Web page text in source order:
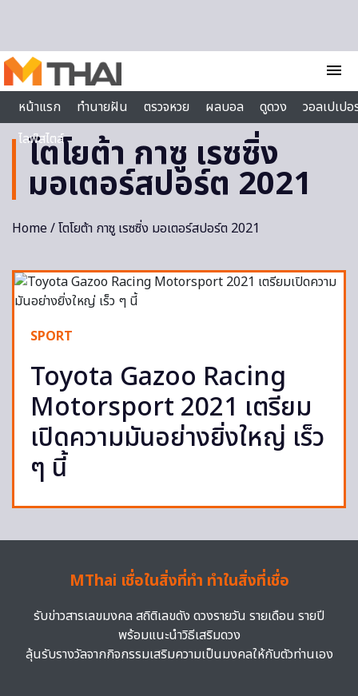
menu
หน้าแรก
ทำนายฝัน ตรวจหวย ผลบอล ดูดวง
วอลเปเป
ไลฟ์สไตล์
โตโยต้า กาซู เรซซิ่ง
มอเตอร์สปอร์ต 2021
Home/ โตโยต้า กาซู เรซซิ่ง มอเตอร์สปอร์ต 2021
SPORT
Toyota Gazoo Racing
Motorsport 2021 เตรียม
เปิดความมันอย่างยิ่งใหญ่ เร็ว
ๆ นี้
MThai เชื่อในสิ่งที่ทำ ทำในสิ่งที่เชื่อ
รับข่าวสารเลขมงคล สถิติเลขดัง ดวงรายวัน รายเดือน รายปี
พร้อมแนะนำวิธีเสริมดวง
ลุ้นรับรางวัลจากกิจกรรมเสริมความเป็นมงคลให้กับตัวท่านเอง